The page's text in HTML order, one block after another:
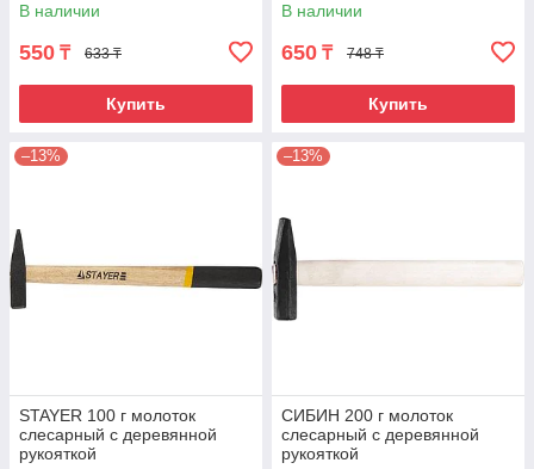
В наличии
550 ₸ 633 ₸
Купить
В наличии
650 ₸ 748 ₸
Купить
–13%
STAYER 100 г молоток
слесарный с деревянной
рукояткой
–13%
СИБИН 200 г молоток
слесарный с деревянной
рукояткой